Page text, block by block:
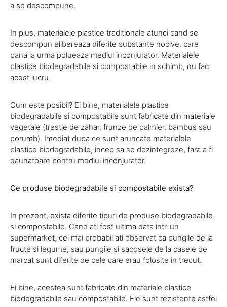
a se descompune.
In plus, materialele plastice traditionale atunci cand se
descompun elibereaza diferite substante nocive, care
pana la urma polueaza mediul inconjurator. Materialele
plastice biodegradabile si compostabile in schimb, nu fac
acest lucru.
Cum este posibil? Ei bine, materialele plastice
biodegradabile si compostabile sunt fabricate din materiale
vegetale (trestie de zahar, frunze de palmier, bambus sau
porumb). Imediat dupa ce sunt aruncate materialele
plastice biodegradabile, incep sa se dezintegreze, fara a fi
daunatoare pentru mediul inconjurator.
Ce produse biodegradabile si compostabile exista?
In prezent, exista diferite tipuri de produse biodegradabile
si compostabile. Cand ati fost ultima data intr-un
supermarket, cel mai probabil ati observat ca pungile de la
fructe si legume, sau pungile si sacosele de la casele de
marcat sunt diferite de cele care erau folosite in trecut.
Ei bine, acestea sunt fabricate din materiale plastice
biodegradabile sau compostabile. Ele sunt rezistente astfel